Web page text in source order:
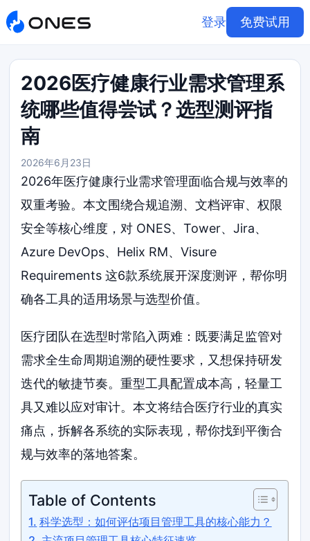
登录 免费试用
2026医疗健康行业需求管理系
统哪些值得尝试？选型测评指
南
2026年6月23日
2026年医疗健康行业需求管理面临合规与效率的
双重考验。本文围绕合规追溯、文档评审、权限
安全等核心维度，对 ONES、Tower、Jira、
Azure DevOps、Helix RM、Visure
Requirements 这6款系统展开深度测评，帮你明
确各工具的适用场景与选型价值。
医疗团队在选型时常陷入两难：既要满足监管对
需求全生命周期追溯的硬性要求，又想保持研发
迭代的敏捷节奏。重型工具配置成本高，轻量工
具又难以应对审计。本文将结合医疗行业的真实
痛点，拆解各系统的实际表现，帮你找到平衡合
规与效率的落地答案。
Table of Contents
科学选型：如何评估项目管理工具的核心能力？